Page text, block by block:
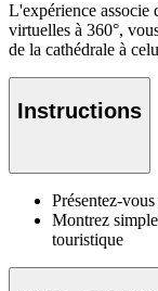
L'expérience associe
virtuelles à 360°,
de la cathédrale à
Instructions
Présentez-
Montrez
touristique